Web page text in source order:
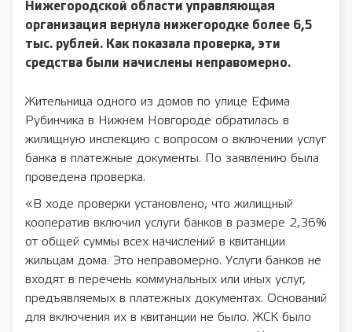
Нижегородской области управляющая
организация вернула нижегородке более 6,5
тыс. рублей. Как показала проверка, эти
средства были начислены неправомерно.
Жительница одного из домов по улице Ефима
Рубинчика в Нижнем Новгороде обратилась в
жилищную инспекцию с вопросом о включении услуг
банка в платежные документы. По заявлению была
проведена проверка.
«В ходе проверки установлено, что жилищный
кооператив включил услуги банков в размере 2,36%
от общей суммы всех начислений в квитанции
жильцам дома. Это неправомерно. Услуги банков не
входят в перечень коммунальных или иных услуг,
предъявляемых в платежных документах. Оснований
для включения их в квитанции не было. ЖСК было